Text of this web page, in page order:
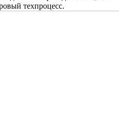
техпроцесс.